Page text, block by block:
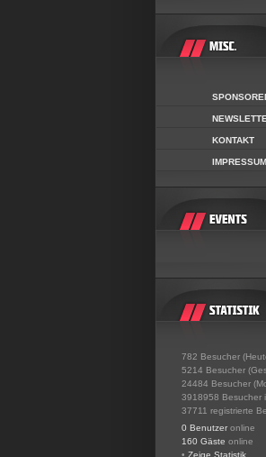
KONTAKT
IMPRESSUM
782 Besucher
5214 Besucher
24484 Besucher
3918958 Besucher
37711 registrierte
0 Benutzer online
160 Gäste online
• Zeige Statistik